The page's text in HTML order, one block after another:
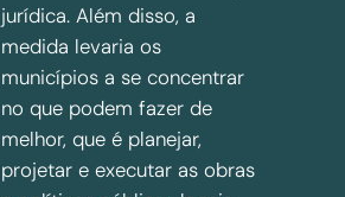
jurídica. Além disso, a
medida levaria os
municípios a se concentrar
no que podem fazer de
melhor, que é planejar,
projetar e executar as obras